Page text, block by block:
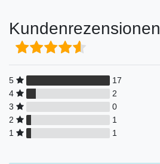
Kundenrezensionen
5
17
4
2
3
0
2
1
1
1